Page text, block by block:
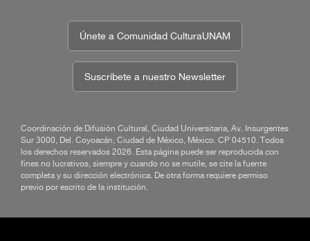
Únete a Comunidad CulturaUNAM
Suscríbete a nuestro Newsletter
Coordinación de Difusión Cultural, Ciudad Universitaria, Av. Insurgentes
Sur 3000, Del. Coyoacán, Ciudad de México, México. CP 04510. Todos
los derechos reservados 2026. Esta página puede ser reproducida con
fines no lucrativos, siempre y cuando no se mutile, se cite la fuente
completa y su dirección electrónica. De otra forma requiere permiso
previo por escrito de la institución.